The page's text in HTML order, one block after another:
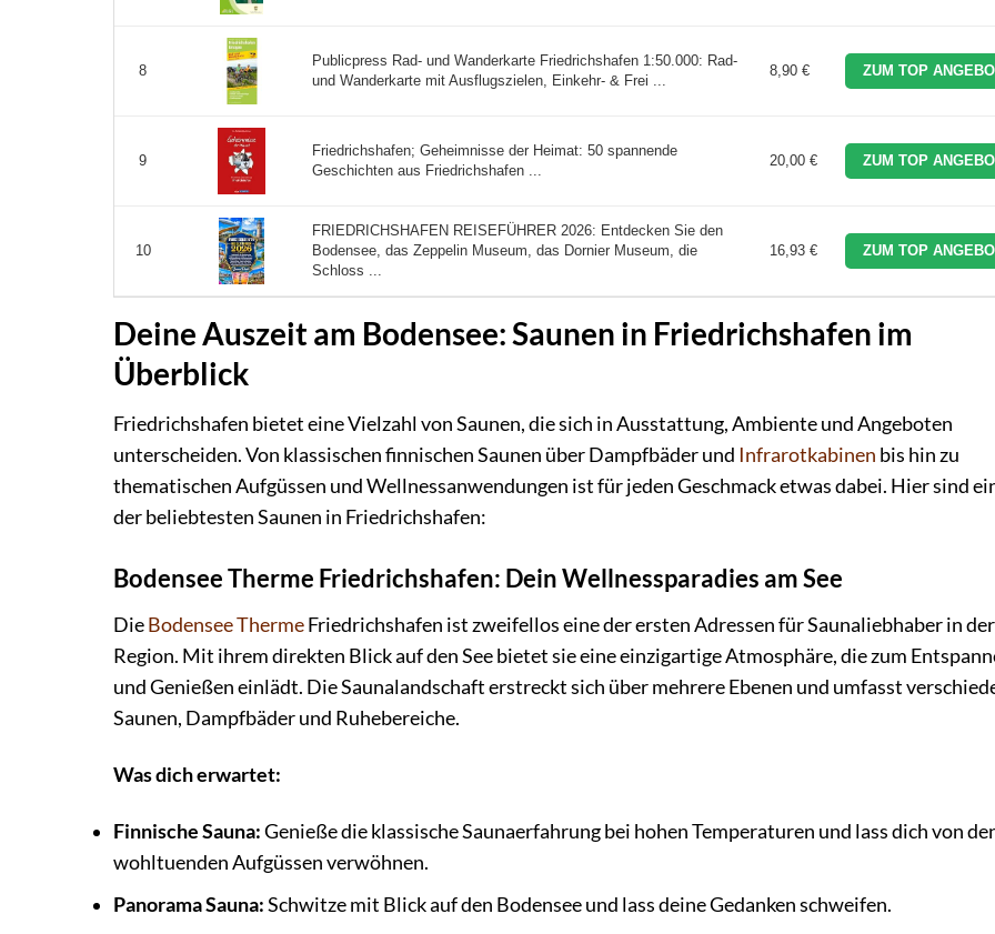
8
Publicpress Rad- und Wanderkarte Friedrichshafen 1:50.000: Rad-
und Wanderkarte mit Ausflugszielen, Einkehr- & Frei ...
8,90 € ZUM TOP
9
Friedrichshafen; Geheimnisse der Heimat: 50 spannende
Geschichten aus Friedrichshafen ...
20,00 € ZUM TOP
10
FRIEDRICHSHAFEN REISEFÜHRER 2026: Entdecken Sie den
Bodensee, das Zeppelin Museum, das Dornier Museum, die
Schloss ...
16,93 € ZUM TOP
Deine Auszeit am Bodensee: Saunen in Friedrichshafen im
Überblick
Friedrichshafen bietet eine Vielzahl von Saunen, die sich in Ausstattung, Ambiente und Angeboten
unterscheiden. Von klassischen finnischen Saunen über Dampfbäder und Infrarotkabinen bis hin zu
thematischen Aufgüssen und Wellnessanwendungen ist für jeden Geschmack etwas dabei. Hier sind
der beliebtesten Saunen in Friedrichshafen:
Bodensee Therme Friedrichshafen: Dein Wellnessparadies am See
DieBodensee ThermeFriedrichshafen ist zweifellos eine der ersten Adressen für Saunaliebhaber in der
Region. Mit ihrem direkten Blick auf den See bietet sie eine einzigartige Atmosphäre, die zum
und Genießen einlädt. Die Saunalandschaft erstreckt sich über mehrere Ebenen und umfasst
Saunen, Dampfbäder und Ruhebereiche.
Was dich erwartet:
Finnische Sauna:Genieße die klassische Saunaerfahrung bei hohen Temperaturen und lass dich von
wohltuenden Aufgüssen verwöhnen.
Panorama Sauna:Schwitze mit Blick auf den Bodensee und lass deine Gedanken schweifen.